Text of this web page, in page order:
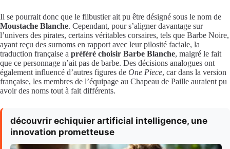
Il se pourrait donc que le flibustier ait pu être désigné sous le nom de
Moustache Blanche. Cependant, pour s’aligner davantage sur
l’univers des pirates, certains véritables corsaires, tels que Barbe Noire,
ayant reçu des surnoms en rapport avec leur pilosité faciale, la
traduction française a préféré choisir Barbe Blanche, malgré le fait
que ce personnage n’ait pas de barbe. Des décisions analogues ont
également influencé d’autres figures de One Piece, car dans la version
française, les membres de l’équipage au Chapeau de Paille auraient pu
avoir des noms tout à fait différents.
découvrir echiquier artificial intelligence, une
innovation prometteuse